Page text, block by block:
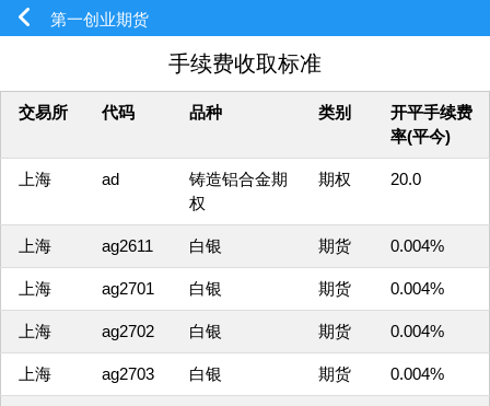
第一创业期货
手续费收取标准
交易所 代码 品种 类别
开平手续费
率(平今)
上海 ad
铸造铝合金期
权
期权 20.0
上海 ag2611 白银 期货 0.004%
上海 ag2701 白银 期货 0.004%
上海 ag2702 白银 期货 0.004%
上海 ag2703 白银 期货 0.004%